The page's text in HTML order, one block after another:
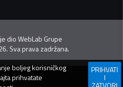
dioWebLab Grupe
Sva prava zadržana.
boljeg korisničkog
prihvatate
PRIHVATI
I